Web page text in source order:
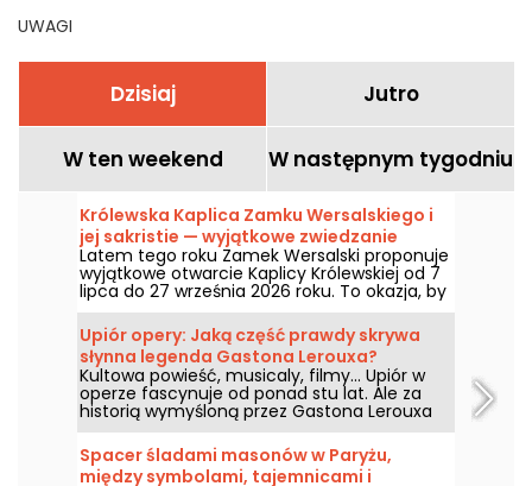
UWAGI
Dzisiaj Jutro
W ten weekend W następnym tygodniu
Królewska Kaplica Zamku Wersalskiego i
jej sakristie — wyjątkowe zwiedzanie
latem 2026 roku
Latem tego roku Zamek Wersalski proponuje
wyjątkowe otwarcie Kaplicy Królewskiej od 7
lipca do 27 września 2026 roku. To okazja, by
podziwiać jego nawę, malowany sufit,
sakristie, intarsję kamienną i tyle innych
piękności!
Upiór opery: Jaką część prawdy skrywa
słynna legenda Gastona Lerouxa?
Kultowa powieść, musicaly, filmy... Upiór w
operze fascynuje od ponad stu lat. Ale za
historią wymyśloną przez Gastona Lerouxa
kryje się kilka naprawdę realnych faktów
związanych z Palais Garnier. Upadek
żyrandola, tajemnicze jezioro podziemne,
Spacer śladami masonów w Paryżu,
między symbolami, tajemnicami i